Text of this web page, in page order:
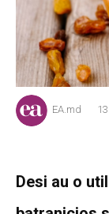
EA.md
Desi au o